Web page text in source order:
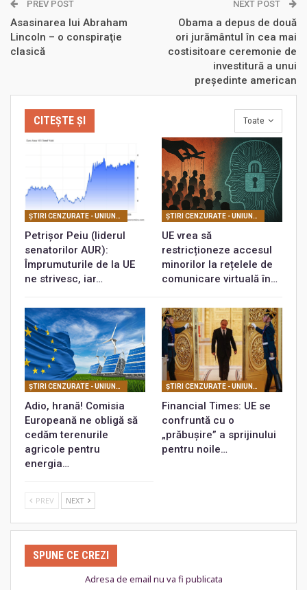
PREV POST
Asasinarea lui Abraham
Lincoln – o conspiraţie
clasică
NEXT POST
Obama a depus de două
ori jurământul în cea mai
costisitoare ceremonie de
investitură a unui
preşedinte american
Toate
CITEȘTE ȘI
ŞTIRI CENZURATE - UNIUNEA EUROPEANĂ
Petrișor Peiu (liderul
senatorilor AUR):
Împrumuturile de la UE
ne strivesc, iar…
ŞTIRI CENZURATE - UNIUNEA EUROPEANĂ
UE vrea să
restricționeze accesul
minorilor la rețelele de
comunicare virtuală în…
ŞTIRI CENZURATE - UNIUNEA EUROPEANĂ
Adio, hrană! Comisia
Europeană ne obligă să
cedăm terenurile
agricole pentru
energia…
ŞTIRI CENZURATE - UNIUNEA EUROPEANĂ
Financial Times: UE se
confruntă cu o
„prăbușire” a sprijinului
pentru noile…
PREV NEXT
SPUNE CE CREZI
Adresa de email nu va fi publicata